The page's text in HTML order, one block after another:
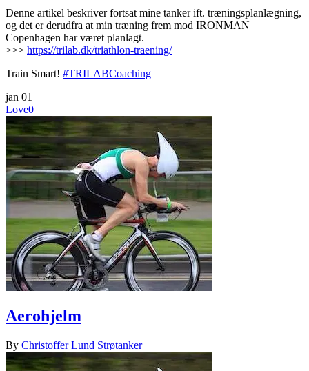
Denne artikel beskriver fortsat mine tanker ift. træningsplanlægning,
og det er derudfra at min træning frem mod IRONMAN
Copenhagen har været planlagt.
>>> https://trilab.dk/triathlon-traening/
Train Smart! #TRILABCoaching
jan 01
Love0
Aerohjelm
By Christoffer Lund Strøtanker